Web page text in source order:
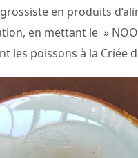
grossiste en produits
en mettant le »
les poissons à la Criée